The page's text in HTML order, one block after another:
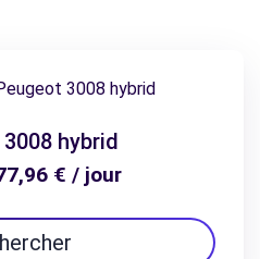
hybrid
€ / jour